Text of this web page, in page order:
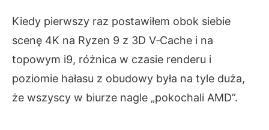
Kiedy pierwszy raz postawiłem obok siebie
scenę 4K na Ryzen 9 z 3D V‑Cache i na
topowym i9, różnica w czasie renderu i
poziomie hałasu z obudowy była na tyle duża,
że wszyscy w biurze nagle „pokochali AMD”.